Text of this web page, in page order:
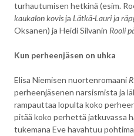
turhautumisen hetkinä (esim.
kaukalon kovisja Lätkä-Lauri ja
Oksanen) ja Heidi Silvanin Rooli
Kun perheenjäsen on uhka
Elisa Niemisen nuortenromaani
perheenjäsenen narsismista ja
rampauttaa lopulta koko
pitää koko perhettä jatkuvassa
tukemana Eve havahtuu